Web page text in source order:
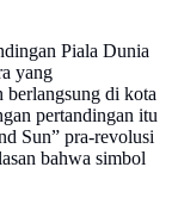
Piala Dunia
yang
berlangsung di kota
pertandingan itu
Sun” pra-revolusi
bahwa simbol